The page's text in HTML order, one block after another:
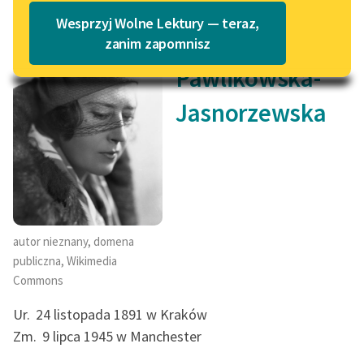
Lektury szkolne i klasyka
literatury do słuchania dla
uczennic i uczniów z
niepełnosprawnościami
E-kolekcja lektur
szkolnych i literatury do
słuchania dla uczennic i
uczniów z
niepełnosprawnościami
Feministyczne inspiracje.
Popularyzacja
skandynawskiej literatury
Ręce pełne poezji
Katalog w formacie PDF
Wesprzyj Wolne Lektury — teraz,
zanim zapomnisz
autor nieznany, domena
publiczna, Wikimedia
Commons
Maria
Pawlikowska-
Jasnorzewska
Ur. 24 listopada 1891 w Kraków
Zm. 9 lipca 1945 w Manchester